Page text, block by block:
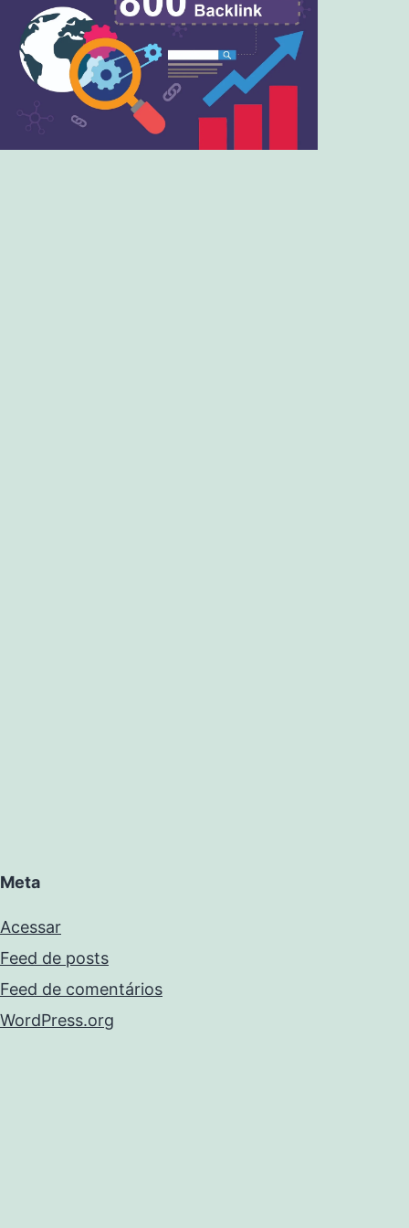
Meta
Acessar
Feed de posts
Feed de comentários
WordPress.org